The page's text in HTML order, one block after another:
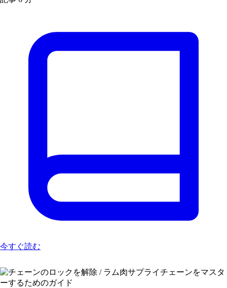
今すぐ読む